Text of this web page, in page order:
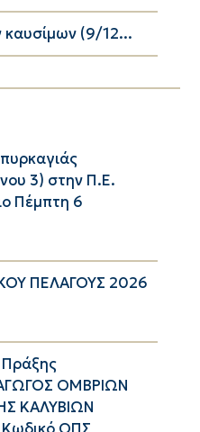
(9/12...
3) στην Π.Ε.
Πέμπτη 6
ΠΕΛΑΓΟΥΣ 2026
Πράξης
ΟΜΒΡΙΩΝ
ΚΑΛΥΒΙΩΝ